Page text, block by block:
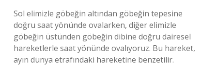
Sol elimizle göbeğin altından göbeğin tepesine
doğru saat yönünde ovalarken, diğer elimizle
göbeğin üstünden göbeğin dibine doğru dairesel
hareketlerle saat yönünde ovalıyoruz. Bu hareket,
ayın dünya etrafındaki hareketine benzetilir.